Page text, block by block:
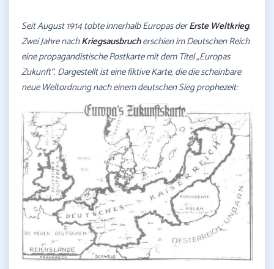
Seit August 1914 tobte innerhalb Europas derErste Weltkrieg.
Zwei Jahre nachKriegsausbrucherschien im Deutschen Reich
eine propagandistische Postkarte mit dem Titel „Europas
Zukunft“. Dargestellt ist eine fiktive Karte, die die scheinbare
neue Weltordnung nach einem deutschen Sieg prophezeit: